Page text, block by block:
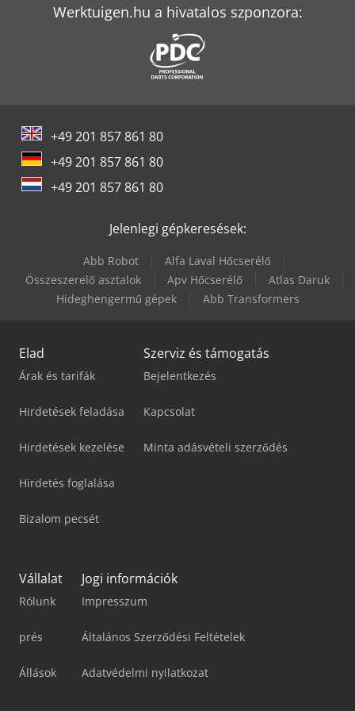
Weinbrenner Tsv 6/3050
Werktuigen.hu a hivatalos szponzora:
+49 201 857 861 80
+49 201 857 861 80
+49 201 857 861 80
Jelenlegi gépkeresések:
Abb Robot
Alfa Laval Hőcserélő
Összeszerelő asztalok
Apv Hőcserélő
Atlas Daruk
Hideghengermű gépek
Abb Transformers
Elad
Árak és tarifák
Hirdetések feladása
Hirdetések kezelése
Hirdetés foglalása
Bizalom pecsét
Szerviz és támogatás
Bejelentkezés
Kapcsolat
Minta adásvételi szerződés
Vállalat
Rólunk
prés
Állások
Jogi információk
Impresszum
Általános Szerződési Feltételek
Adatvédelmi nyilatkozat